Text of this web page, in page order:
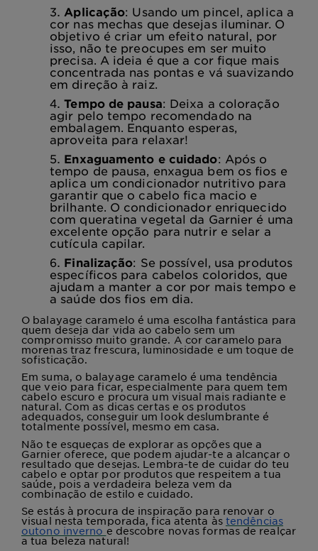
Aplicação: Usando um pincel, aplica a
cor nas mechas que desejas iluminar. O
objetivo é criar um efeito natural, por
isso, não te preocupes em ser muito
precisa. A ideia é que a cor fique mais
concentrada nas pontas e vá suavizando
em direção à raiz.
Tempo de pausa: Deixa a coloração
agir pelo tempo recomendado na
embalagem. Enquanto esperas,
aproveita para relaxar!
Enxaguamento e cuidado: Após o
tempo de pausa, enxagua bem os fios e
aplica um condicionador nutritivo para
garantir que o cabelo fica macio e
brilhante. O condicionador enriquecido
com queratina vegetal da Garnier é uma
excelente opção para nutrir e selar a
cutícula capilar.
Finalização: Se possível, usa produtos
específicos para cabelos coloridos, que
ajudam a manter a cor por mais tempo e
a saúde dos fios em dia.
O balayage caramelo é uma escolha fantástica para
quem deseja dar vida ao cabelo sem um
compromisso muito grande. A cor caramelo para
morenas traz frescura, luminosidade e um toque de
sofisticação.
Em suma, o balayage caramelo é uma tendência
que veio para ficar, especialmente para quem tem
cabelo escuro e procura um visual mais radiante e
natural. Com as dicas certas e os produtos
adequados, conseguir um look deslumbrante é
totalmente possível, mesmo em casa.
Não te esqueças de explorar as opções que a
Garnier oferece, que podem ajudar-te a alcançar o
resultado que desejas. Lembra-te de cuidar do teu
cabelo e optar por produtos que respeitem a tua
saúde, pois a verdadeira beleza vem da
combinação de estilo e cuidado.
Se estás à procura de inspiração para renovar o
visual nesta temporada, fica atenta às tendências
outono inverno e descobre novas formas de realçar
a tua beleza natural!